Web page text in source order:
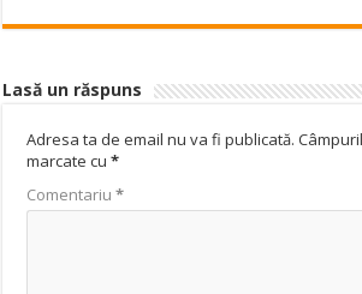
Lasă un răspuns
Adresa ta de email nu va fi publicată.
marcate cu*
Comentariu*